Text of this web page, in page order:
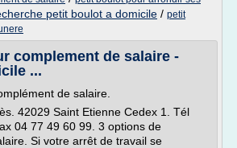
petit boulot a domicile / petit
complement de salaire -
...
de salaire.
42029 Saint Etienne Cedex 1. Tél
04 77 49 60 99. 3 options de
Si votre arrêt de travail se